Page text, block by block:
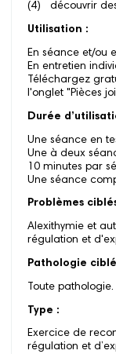
(4) découvrir
Utilisation :
En séance et/ou
En entretien
Téléchargez
l'onglet "Pièces
Durée
Une séance en
Une à deux
10 minutes par
Une séance
Problèmes
Alexithymie et
régulation et
Pathologie
Toute pathologie.
Type :
Exercice de
régulation et